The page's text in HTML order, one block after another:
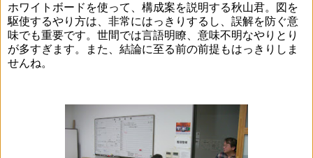
ホワイトボードを使って、構成案を説明する秋山君。図を
駆使するやり方は、非常にはっきりするし、誤解を防ぐ意
味でも重要です。世間では言語明瞭、意味不明なやりとり
が多すぎます。また、結論に至る前の前提もはっきりしま
せんね。